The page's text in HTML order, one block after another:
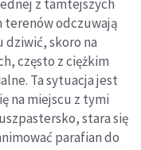
z tamtejszych
terenów odczuwają
dziwić, skoro na
często z ciężkim
Ta sytuacja jest
na miejscu z tymi
stara się
parafian do